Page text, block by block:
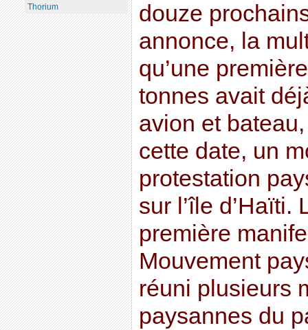
douze
annonce, la
qu’une
tonnes avait
avion et
cette date, un
protestation
sur l’île d’Haïti.
première
Mouvement
réuni plusieurs
paysannes du
Thorium